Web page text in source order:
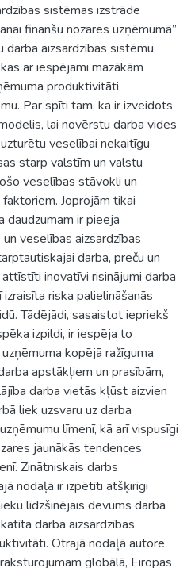
sistēmas izstrāde
finanšu nozares uzņēmumā”
aizsardzības sistēmu
ar iespējami mazākām
produktivitāti
Par spīti tam, ka ir izveidots
lai novērstu darba vides
veselībai nekaitīgu
starp valstīm un valstu
veselības stāvokli un
Joprojām tikai
daudzumam ir pieeja
veselības aizsardzības
darba, preču un
inovatīvi risinājumi darba
riska palielināšanās
Tādējādi, sasaistot iepriekš
izpildi, ir iespēja to
kopējā ražīguma
apstākļiem un prasībām,
darba vietās kļūst aizvien
liek uzsvaru uz darba
līmenī, kā arī vispusīgi
jaunākās tendences
Zinātniskais darbs
nodaļā ir izpētīti atšķirīgi
līdzšinējais devums darba
darba aizsardzības
Otrajā nodaļā autore
globālā, Eiropas